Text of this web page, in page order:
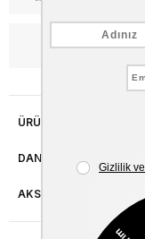
ÜRÜN ÖZELLIKLERI
DANIŞMA HATTI
AKSESUAR ONARIMI